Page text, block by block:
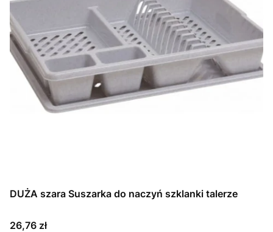
DUŻA szara Suszarka do naczyń szklanki talerze
Cena
26,76 zł